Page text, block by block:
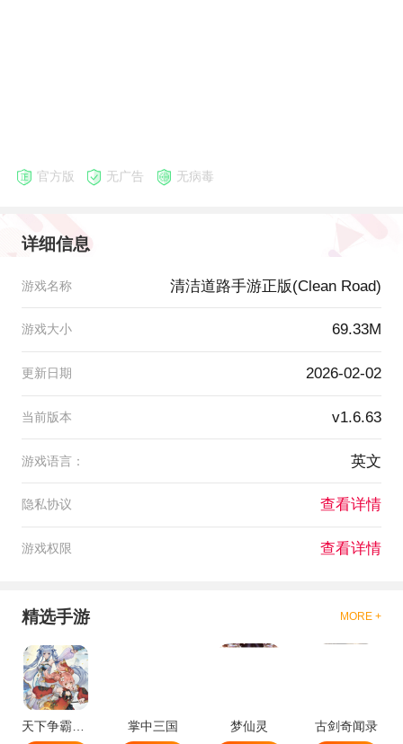
官方版 无广告 无病毒
详细信息
游戏名称 清洁道路手游正版(Clean Road)
游戏大小 69.33M
更新日期 2026-02-02
当前版本 v1.6.63
游戏语言： 英文
隐私协议 查看详情
游戏权限 查看详情
精选手游 MORE +
天下争霸三国志
掌中三国
梦仙灵
古剑奇闻录